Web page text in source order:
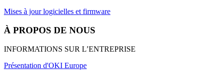
Mises à jour logicielles et firmware
À PROPOS DE NOUS
INFORMATIONS SUR L’ENTREPRISE
Présentation d'OKI Europe